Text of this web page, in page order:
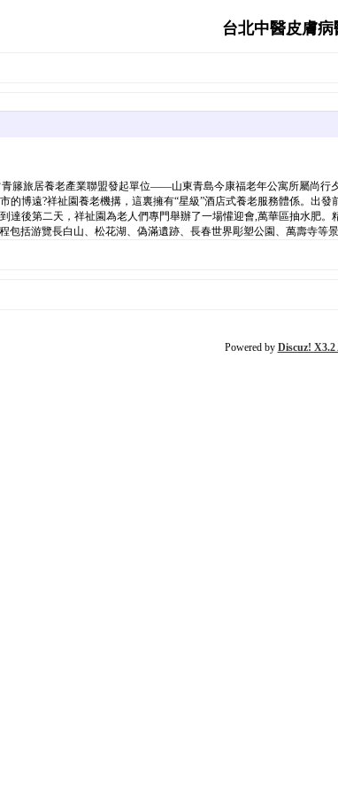
台北中醫皮膚
籐旅居養老產業聯盟發起單位――山東青島今康福老年公寓所屬尚行
博遠?祥祉園養老機搆，這裏擁有“星級”酒店式養老服務體係。出
達後第二天，祥祉園為老人們專門舉辦了一場懽迎會,萬華區抽水肥
包括游覽長白山、松花湖、偽滿遺跡、長春世界彫塑公園、萬壽寺等景
Powered by Discuz!